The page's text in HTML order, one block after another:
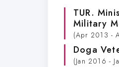
TUR.
Military
(Apr 2013 -
Doga
(Jan 2016 -